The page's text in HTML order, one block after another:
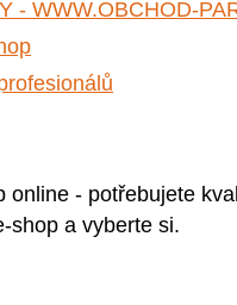
- WWW.OBCHOD-
online - potřebujete
shop a vyberte si.